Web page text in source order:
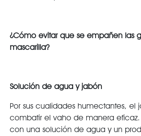
¿Cómo evitar que se empañen las
mascarilla?
Solución de agua y jabón
Por sus cualidades humectantes, el
combatir el vaho de manera eficaz.
con una solución de agua y un